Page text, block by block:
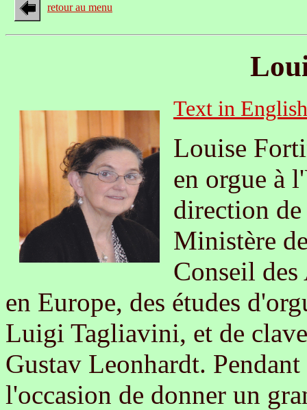
retour au menu
Text in English
Louise
en orgue à
direction de
Ministère
Conseil
en Europe, des études
Luigi Tagliavini, et de
Gustav Leonhardt.
l'occasion de donner un